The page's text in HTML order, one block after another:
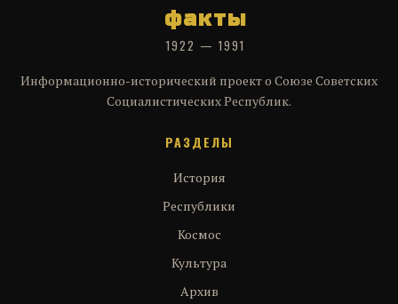
факты
1922 — 1991
Информационно-исторический проект о Союзе Советских
Социалистических Республик.
РАЗДЕЛЫ
История
Республики
Космос
Культура
Архив